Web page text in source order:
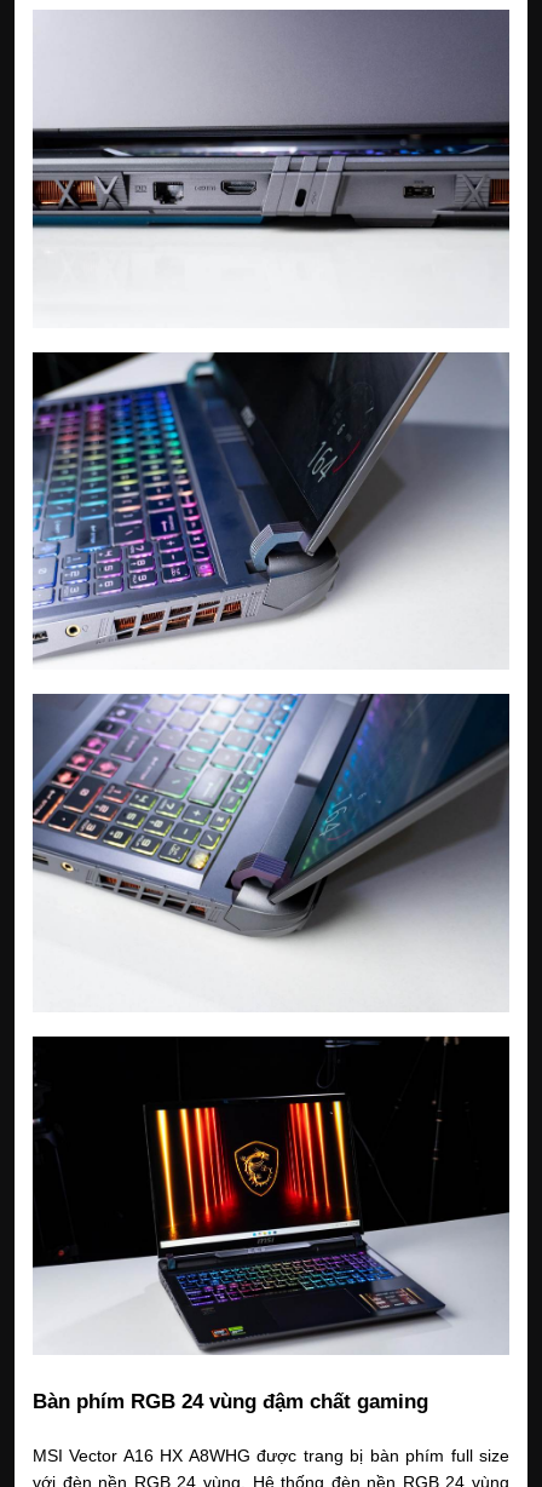
Bàn phím RGB 24 vùng đậm chất gaming
MSI Vector A16 HX A8WHG được trang bị bàn phím full size
với đèn nền RGB 24 vùng. Hệ thống đèn nền RGB 24 vùng